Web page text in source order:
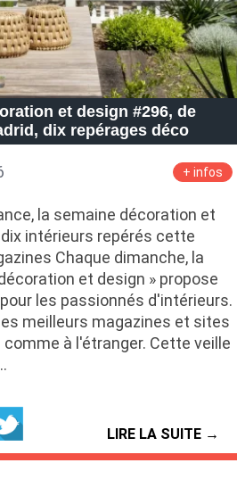
et design #296, de
dix repérages déco
+ infos
la semaine décoration et
intérieurs repérés cette
Chaque dimanche, la
et design » propose
les passionnés d'intérieurs.
meilleurs magazines et sites
à l'étranger. Cette veille
LIRE LA SUITE →